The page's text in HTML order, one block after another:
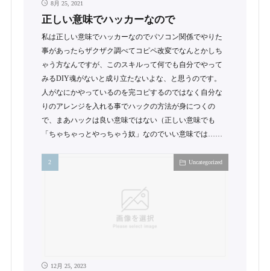
8月 25, 2021
正しい意味でハッカーなので
私は正しい意味でハッカーなのでパソコン関係でやりた
事があったらザクザク調べてコピペ改変でなんとかしち
ゃう方なんですが、このスキルって何でも自分でやって
みるDIY魂がないと成り立たないよな、と思うのです。
人がなにかやっているのを完コピするのではなく自分な
りのアレンジを入れる事でハックの方法が身につくの
で、まあハックは良い意味ではない（正しい意味でも
「ちゃちゃっとやっちゃう奴」なのでいい意味では……
Uncategorized
12月 25, 2023